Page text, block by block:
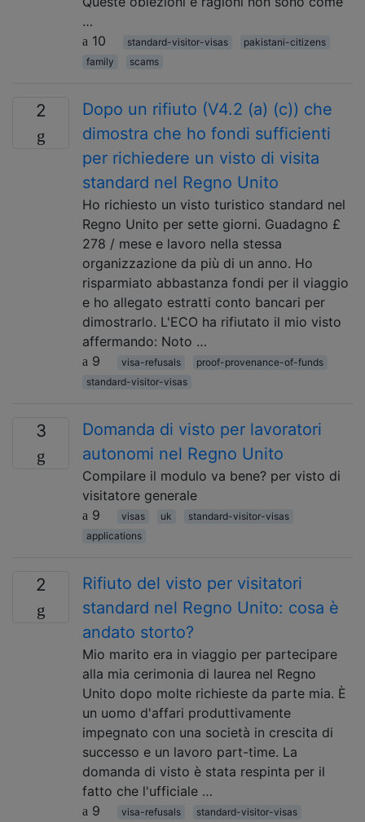
…
10
standard-visitor-visas
pakistani-citizens
family
scams
2
Dopo un rifiuto (V4.2 (a) (c)) che
dimostra che ho fondi sufficienti
per richiedere un visto di visita
standard nel Regno Unito
Ho richiesto un visto turistico standard nel
Regno Unito per sette giorni. Guadagno £
278 / mese e lavoro nella stessa
organizzazione da più di un anno. Ho
risparmiato abbastanza fondi per il viaggio
e ho allegato estratti conto bancari per
dimostrarlo. L'ECO ha rifiutato il mio visto
affermando: Noto …
9
visa-refusals
proof-provenance-of-funds
standard-visitor-visas
3
Domanda di visto per lavoratori
autonomi nel Regno Unito
Compilare il modulo va bene? per visto di
visitatore generale
9
visas uk
standard-visitor-visas
applications
2
Rifiuto del visto per visitatori
standard nel Regno Unito: cosa è
andato storto?
Mio marito era in viaggio per partecipare
alla mia cerimonia di laurea nel Regno
Unito dopo molte richieste da parte mia. È
un uomo d'affari produttivamente
impegnato con una società in crescita di
successo e un lavoro part-time. La
domanda di visto è stata respinta per il
fatto che l'ufficiale …
9
visa-refusals
standard-visitor-visas